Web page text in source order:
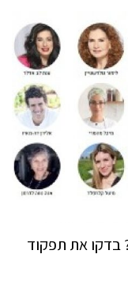
בדקו את תפקוד